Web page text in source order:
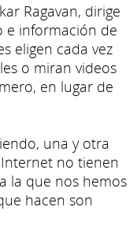
Ragavan, dirige
e información de
eligen cada vez
o miran videos
en lugar de
una y otra
no tienen
la que nos hemos
hacen son